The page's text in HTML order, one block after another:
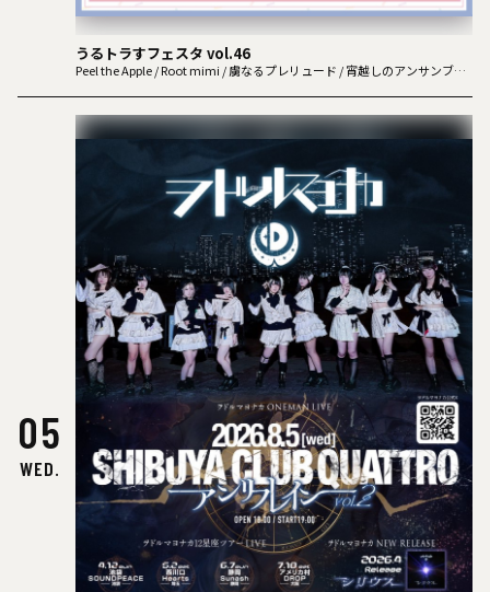
うるトラすフェスタ vol.46
Peel the Apple / Root mimi / 虜なるプレリュード / 宵越しのアンサンブル /
スタリア / PLATINUM Princess研究生（O.A）
05
WED.